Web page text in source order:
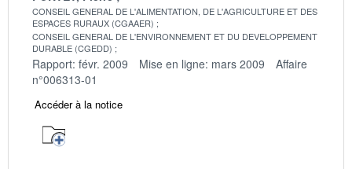
CONSEIL GENERAL DE L'ALIMENTATION, DE L'AGRICULTURE ET DES
ESPACES RURAUX (CGAAER)
CONSEIL GENERAL DE L'ENVIRONNEMENT ET DU DEVELOPPEMENT
DURABLE (CGEDD)
Rapport: févr. 2009 Mise en ligne: mars 2009
Affaire
n°006313-01
Accéder à la notice